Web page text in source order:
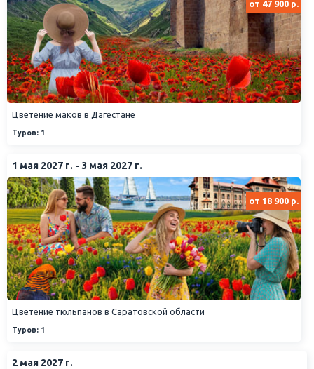
от 47 900 р.
Цветение маков в Дагестане
Туров: 1
1 мая 2027 г. - 3 мая 2027 г.
от 18 900 р.
Цветение тюльпанов в Саратовской области
Туров: 1
2 мая 2027 г.